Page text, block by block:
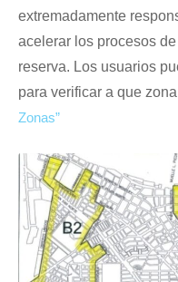
extremadamente
acelerar los procesos
reserva. Los usuarios
para verificar a que
Zonas”